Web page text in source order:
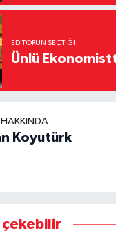
EDITÖRÜN SEÇTIĞI
Ünlü
HAKKINDA
Koyutürk
çekebilir